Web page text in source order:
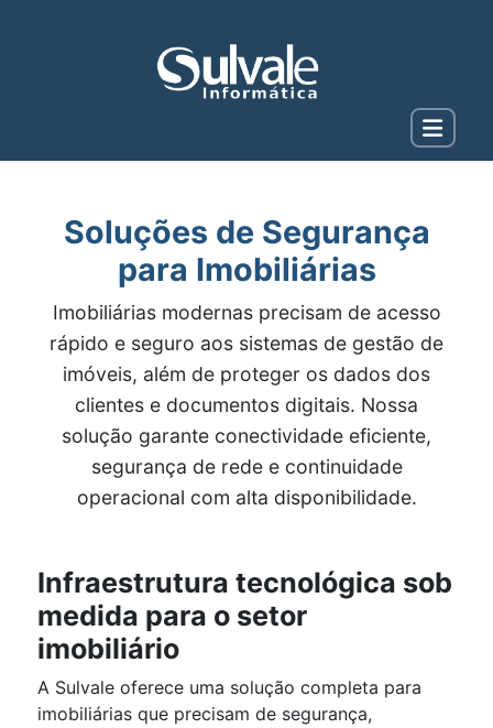
Soluções de Segurança
para Imobiliárias
Imobiliárias modernas precisam de acesso
rápido e seguro aos sistemas de gestão de
imóveis, além de proteger os dados dos
clientes e documentos digitais. Nossa
solução garante conectividade eficiente,
segurança de rede e continuidade
operacional com alta disponibilidade.
Infraestrutura tecnológica sob
medida para o setor
imobiliário
A Sulvale oferece uma solução completa para
imobiliárias que precisam de segurança,